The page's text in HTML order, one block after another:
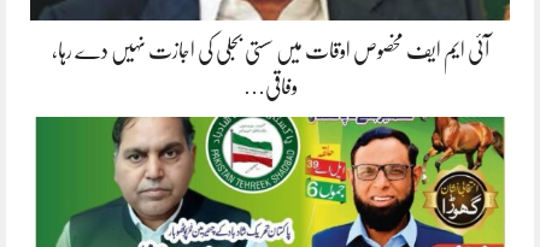
آئی ایم ایف مخصوص اوقات میں سستی بجلی کی اجازت نہیں دے رہا،
وفاقی…